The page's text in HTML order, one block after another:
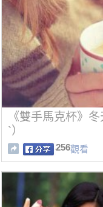
《雙手馬克杯》
`）
256觀看